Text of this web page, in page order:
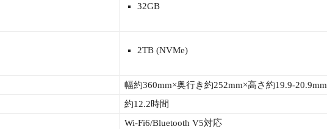
32GB
2TB (NVMe)
幅約360mm×奥行き約252mm×高さ約19.9-20.9mm
約12.2時間
Wi-Fi6/Bluetooth V5対応